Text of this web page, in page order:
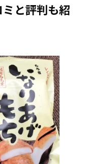
と評判も紹